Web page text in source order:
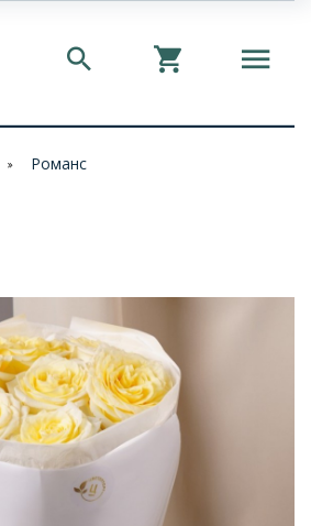
Романс